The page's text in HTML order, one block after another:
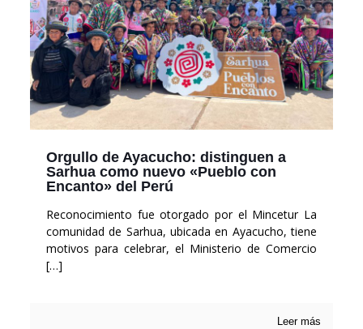
Orgullo de Ayacucho: distinguen a
Sarhua como nuevo «Pueblo con
Encanto» del Perú
Reconocimiento fue otorgado por el Mincetur La
comunidad de Sarhua, ubicada en Ayacucho, tiene
motivos para celebrar, el Ministerio de Comercio
[…]
Leer más